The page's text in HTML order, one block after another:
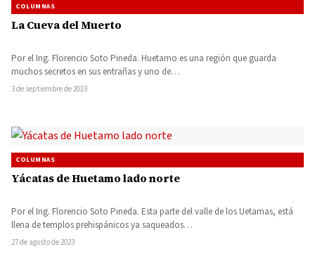
COLUMNAS
La Cueva del Muerto
Por el Ing. Florencio Soto Pineda. Huetamo es una región que guarda
muchos secretos en sus entrañas y uno de…
3 de septiembre de 2023
COLUMNAS
Yácatas de Huetamo lado norte
Por el Ing. Florencio Soto Pineda. Esta parte del valle de los Uetamas, está
llena de templos prehispánicos ya saqueados…
27 de agosto de 2023